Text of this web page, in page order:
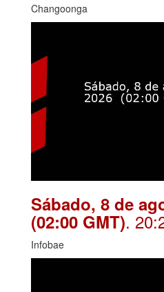
Changoonga
Sábado, 8 de
(02:00 GMT).
Infobae